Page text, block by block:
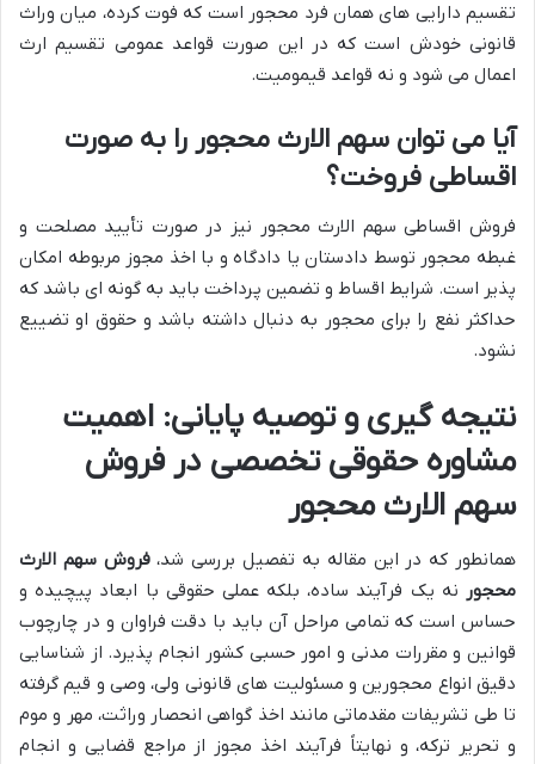
تقسیم دارایی های همان فرد محجور است که فوت کرده، میان وراث
قانونی خودش است که در این صورت قواعد عمومی تقسیم ارث
اعمال می شود و نه قواعد قیمومیت.
آیا می توان سهم الارث محجور را به صورت
اقساطی فروخت؟
فروش اقساطی سهم الارث محجور نیز در صورت تأیید مصلحت و
غبطه محجور توسط دادستان یا دادگاه و با اخذ مجوز مربوطه امکان
پذیر است. شرایط اقساط و تضمین پرداخت باید به گونه ای باشد که
حداکثر نفع را برای محجور به دنبال داشته باشد و حقوق او تضییع
نشود.
نتیجه گیری و توصیه پایانی: اهمیت
مشاوره حقوقی تخصصی در فروش
سهم الارث محجور
همانطور که در این مقاله به تفصیل بررسی شد،فروش سهم الارث
محجور نه یک فرآیند ساده، بلکه عملی حقوقی با ابعاد پیچیده و
حساس است که تمامی مراحل آن باید با دقت فراوان و در چارچوب
قوانین و مقررات مدنی و امور حسبی کشور انجام پذیرد. از شناسایی
دقیق انواع محجورین و مسئولیت های قانونی ولی، وصی و قیم گرفته
تا طی تشریفات مقدماتی مانند اخذ گواهی انحصار وراثت، مهر و موم
و تحریر ترکه، و نهایتاً فرآیند اخذ مجوز از مراجع قضایی و انجام